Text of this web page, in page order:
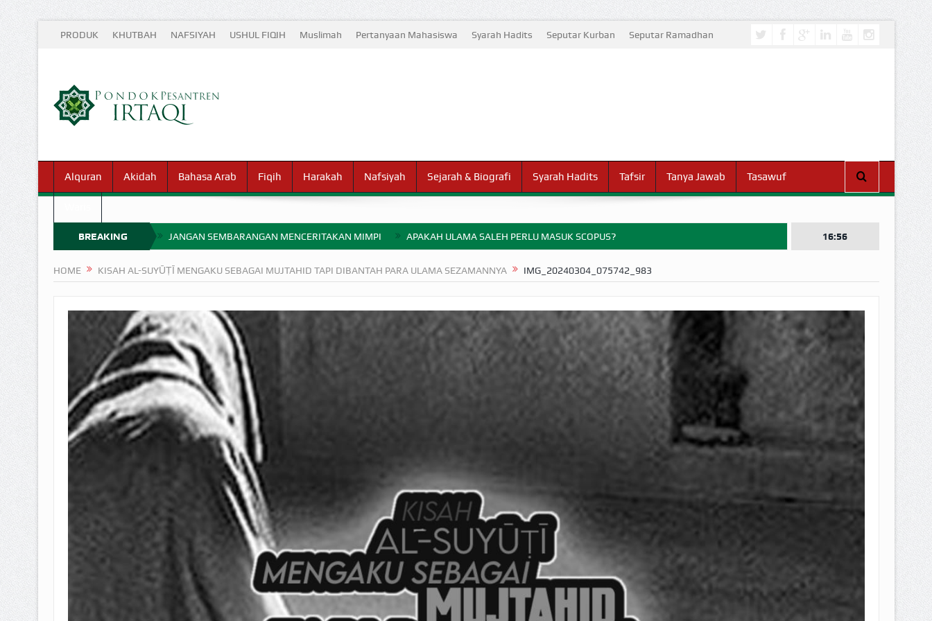
PRODUK KHUTBAH NAFSIYAH USHUL FIQIH Muslimah Pertanyaan Mahasiswa Syarah Hadits Seputar Kurban Seputar Ramadhan
Alquran Akidah Bahasa Arab Fiqih Harakah Nafsiyah Sejarah & Biografi Syarah Hadits Tafsir Tanya Jawab Tasawuf
BREAKING
NEWS
JANGAN SEMBARANGAN MENCERITAKAN MIMPI APAKAH ULAMA SALEH PERLU MASUK SCOPUS?
BAGAIMANA CARA MEMBAYAR ZAKAT UANG? UANG HARAM BISA MENJADI HALAL JIKA SEBAB KEPEMILIKANNYA BERUBAH
ISTIDLAL BATIL VS ISTIDLAL SYAR’I HUKUM MEMBAYAR ZAKAT DENGAN CARA MENGANGSUR
HUKUM MEMBAYAR ZAKAT KEPADA KERABAT SENDIRI
16:56
HOME KISAH AL-SUYŪṬĪ MENGAKU SEBAGAI MUJTAHID TAPI DIBANTAH PARA ULAMA SEZAMANNYA IMG_20240304_075742_983